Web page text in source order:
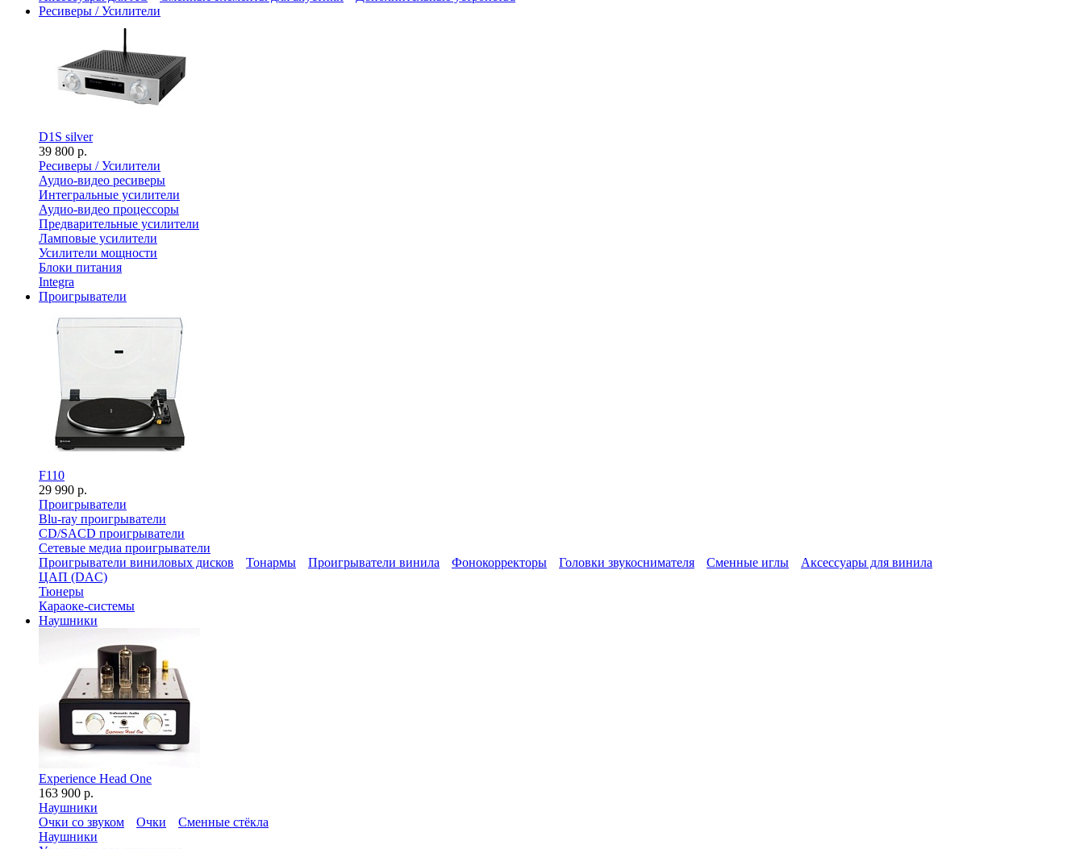
Ресиверы / Усилители
D1S silver
39 800 р.
Ресиверы / Усилители
Аудио-видео ресиверы
Интегральные усилители
Аудио-видео процессоры
Предварительные усилители
Ламповые усилители
Усилители мощности
Блоки питания
Integra
Проигрыватели
F110
29 990 р.
Проигрыватели
Blu-ray проигрыватели
CD/SACD проигрыватели
Сетевые медиа проигрыватели
Проигрыватели виниловых дисков
Тонармы Проигрыватели винила Фонокорректоры Головки звукоснимателя Сменные иглы
Аксессуары для винила
ЦАП (DAC)
Тюнеры
Караоке-системы
Наушники
Experience Head One
163 900 р.
Наушники
Очки со звуком
Очки
Сменные стёкла
Наушники